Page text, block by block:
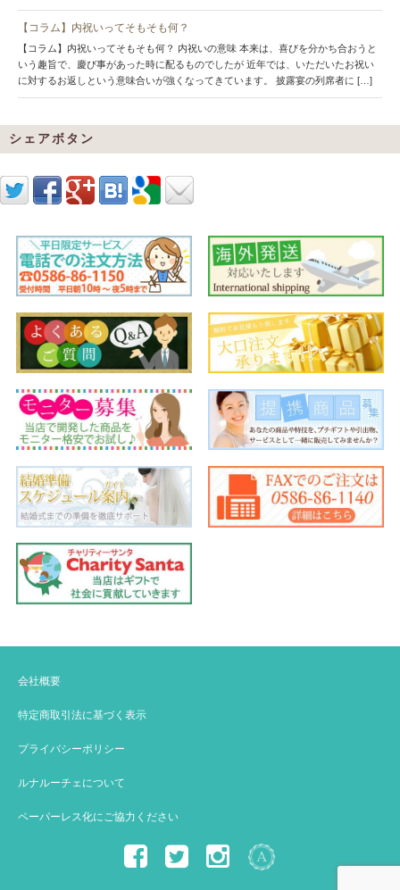
【コラム】内祝いってそもそも何？
【コラム】内祝いってそもそも何？ 内祝いの意味 本来は、喜びを分かち合おうと
いう趣旨で、慶び事があった時に配るものでしたが 近年では、いただいたお祝い
に対するお返しという意味合いが強くなってきています。 披露宴の列席者に […]
シェアボタン
会社概要
特定商取引法に基づく表示
プライバシーポリシー
ルナルーチェについて
ペーパーレス化にご協力ください